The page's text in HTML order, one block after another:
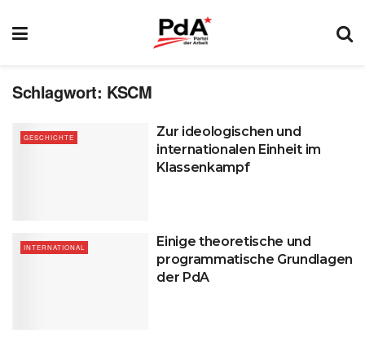
Schlagwort: KSCM
GESCHICHTE
Zur ideologischen und
internationalen Einheit im
Klassenkampf
INTERNATIONAL
Einige theoretische und
programmatische Grundlagen
der PdA